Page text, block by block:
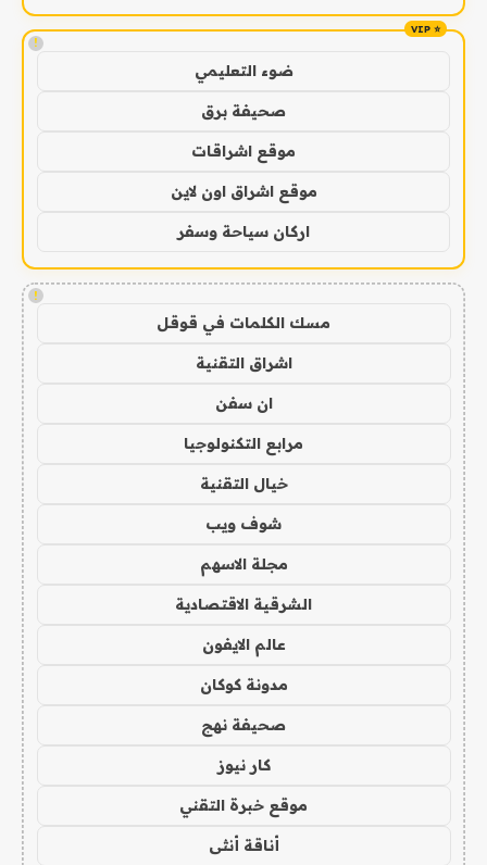
!
ضوء التعليمي
صحيفة برق
موقع اشراقات
موقع اشراق اون لاين
اركان سياحة وسفر
!
مسك الكلمات في قوقل
اشراق التقنية
ان سفن
مرابع التكنولوجيا
خيال التقنية
شوف ويب
مجلة الاسهم
الشرقية الاقتصادية
عالم الايفون
مدونة كوكان
صحيفة نهج
كار نيوز
موقع خبرة التقني
أناقة أنثى